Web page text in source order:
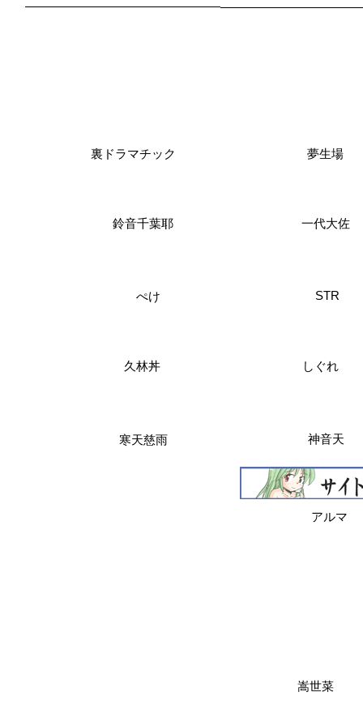
夢生場
裏ドラマチック
一代大佐
鈴音千葉耶
ぺけ STR
しぐれ
久林丼
神音天
寒天慈雨
アルマ
嵩世菜